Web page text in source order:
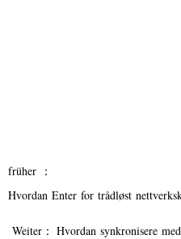
früher ：
Hvordan Enter for trådløst
Weiter： Hvordan synkronisere